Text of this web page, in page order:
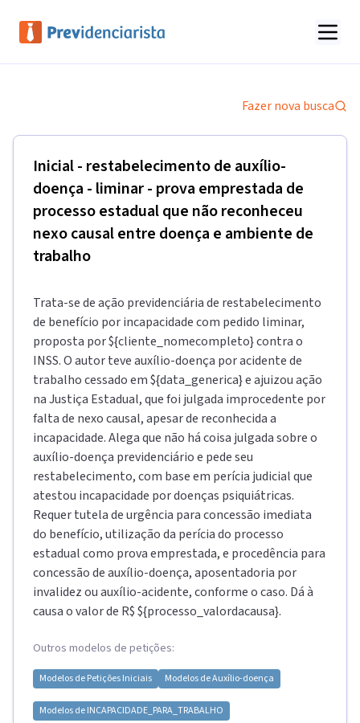
Fazer nova busca
Inicial - restabelecimento de auxílio-
doença - liminar - prova emprestada de
processo estadual que não reconheceu
nexo causal entre doença e ambiente de
trabalho
Trata-se de ação previdenciária de restabelecimento
de benefício por incapacidade com pedido liminar,
proposta por ${cliente_nomecompleto} contra o
INSS. O autor teve auxílio-doença por acidente de
trabalho cessado em ${data_generica} e ajuizou ação
na Justiça Estadual, que foi julgada improcedente por
falta de nexo causal, apesar de reconhecida a
incapacidade. Alega que não há coisa julgada sobre o
auxílio-doença previdenciário e pede seu
restabelecimento, com base em perícia judicial que
atestou incapacidade por doenças psiquiátricas.
Requer tutela de urgência para concessão imediata
do benefício, utilização da perícia do processo
estadual como prova emprestada, e procedência para
concessão de auxílio-doença, aposentadoria por
invalidez ou auxílio-acidente, conforme o caso. Dá à
causa o valor de R$ ${processo_valordacausa}.
Outros modelos de petições:
Modelos dePetições Iniciais Modelos deAuxílio-doença
Modelos deINCAPACIDADE_PARA_TRABALHO